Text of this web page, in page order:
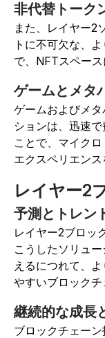
非代替トーク
また、レイヤー2
トに不可欠な、
で、NFTスペース
ゲームとメタ
ゲームおよびメ
ションは、迅速
ことで、マイク
エクスペリエンス
レイヤー2
予測とトレン
レイヤー2ブロッ
こうしたソリュ
えるにつれて、
やすいブロックチ
継続的な成長
ブロックチェー